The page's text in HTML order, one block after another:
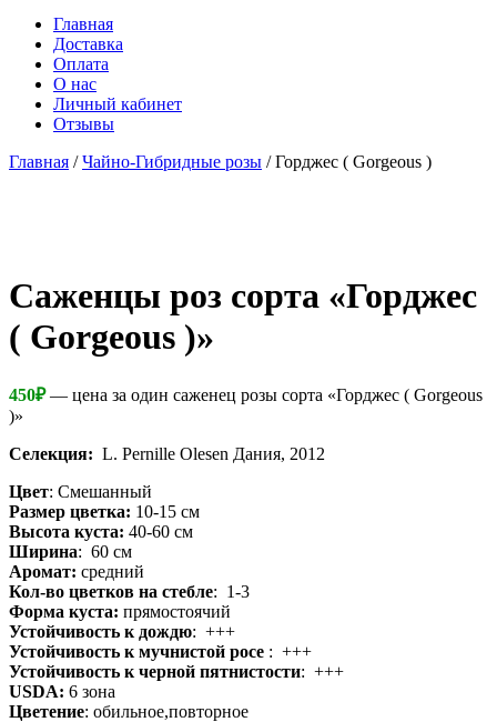
Главная
Доставка
Оплата
О нас
Личный кабинет
Отзывы
Главная /Чайно-Гибридные розы / Горджес ( Gorgeous )
Cаженцы роз сорта «Горджес
( Gorgeous )»
450₽— цена за один саженец розы сорта «Горджес ( Gorgeous
)»
Селекция: L. Pernille Olesen Дания, 2012
Цвет: Смешанный
Размер цветка: 10-15 см
Высота куста: 40-60 см
Ширина: 60 см
Аромат: средний
Кол-во цветков на стебле: 1-3
Форма куста: прямостоячий
Устойчивость к дождю: +++
Устойчивость к мучнистой росе : +++
Устойчивость к черной пятнистости: +++
USDA: 6 зона
Цветение: обильное,повторное